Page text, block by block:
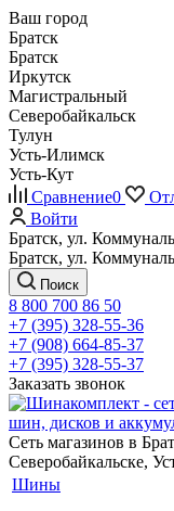
Ваш город
Братск
Братск
Иркутск
Магистральный
Северобайкальск
Тулун
Усть-Илимск
Усть-Кут
Сравнение0
Войти
Братск, ул.
Братск, ул.
Поиск
8 800 700 86 50
+7 (395) 328-55-36
+7 (908) 664-85-37
+7 (395) 328-55-37
Заказать звонок
Сеть магазинов в
Северобайкальске,
Шины